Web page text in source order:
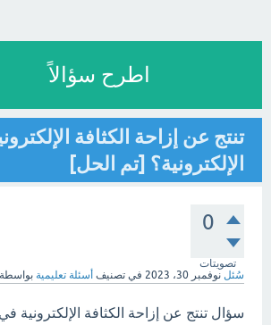
اطرح سؤالاً
تنتج عن إزاحة الكثافة
الإلكترونية؟ [تم الحل]
0
تصويتات
سُئل نوفمبر 30، 2023 في تصنيف أسئلة تعليمية بواسطة
سؤال تنتج عن إزاحة الكثافة الإلكترونية